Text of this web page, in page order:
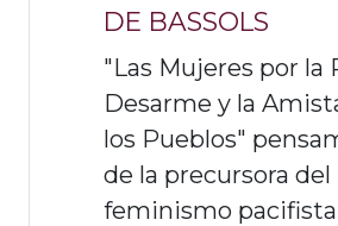
DE BASSOLS
"Las Mujeres por la
Desarme y la
los Pueblos"
de la precursora del
feminismo